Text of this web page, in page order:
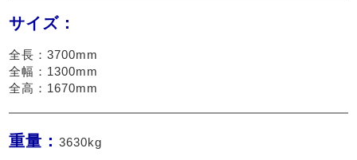
サイズ：
全長：3700mm
全幅：1300mm
全高：1670mm
重量：3630kg